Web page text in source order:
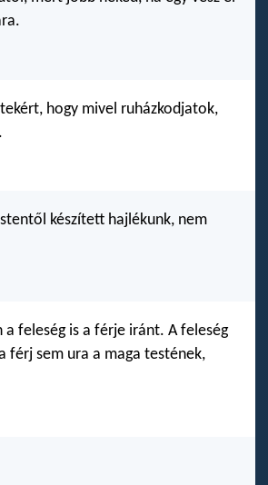
hogy mivel ruházkodjatok,
készített hajlékunk, nem
feleség is a férje iránt. A feleség
férj sem ura a maga testének,